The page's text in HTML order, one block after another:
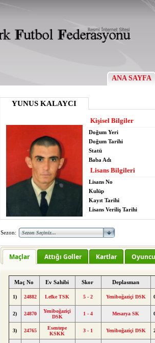
ANA SAYFA
YUNUS KALAYCI
Kişisel Bilgiler
Doğum Yeri
Doğum Tarihi
Statü
Baba Adı
Lisans Bilgileri
Lisans No
Kulüp
Kayıt Tarihi
Lisans Veriliş Tarihi
Sezon:
Maçlar Attığı Goller Kartlar
Maç No Ev Sahibi Skor Deplasman
1) 24882 Lefke TSK 5 - 2 Yeniboğaziçi DSK
2) 24870
Yeniboğaziçi
DSK
1 - 4 Mesarya SK
3) 24765
Esentepe
KSKK
3 - 1 Yeniboğaziçi DSK